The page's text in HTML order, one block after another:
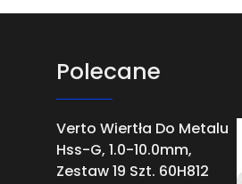
Polecane
Verto Wiertła Do Metalu
Hss-G, 1.0-10.0mm,
Zestaw 19 Szt. 60H812